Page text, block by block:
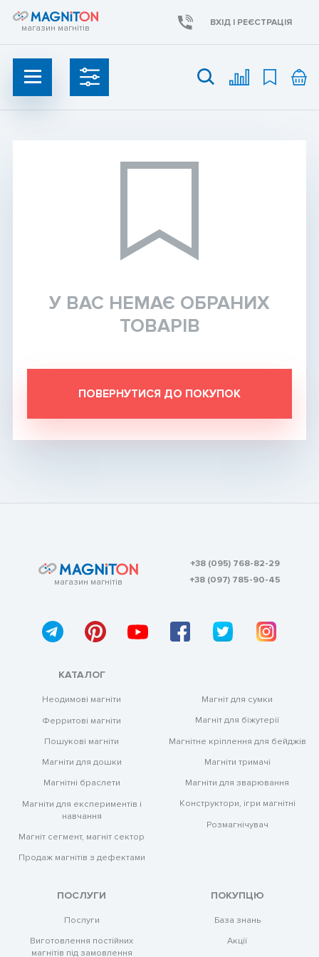
магазин магнітів
ВХІД І РЕЄСТРАЦІЯ
Магніт для біжутерії
Магніт сегмент, магніт сектор
Розмагнічувач
Магніти тримачі
Магнітне кріплення для бейджів
Магнітні шарики для прання
Магнітні браслети
Продаж магнітів з дефектами
Магніти для дошки
У ВАС НЕМАЄ ОБРАНИХ
ТОВАРІВ
ПОВЕРНУТИСЯ ДО ПОКУПОК
магазин магнітів
+38 (095) 768-82-29
+38 (097) 785-90-45
КАТАЛОГ
Неодимові магніти
Ферритові магніти
Пошукові магніти
Магніти для дошки
Магнітні браслети
Магніти для експериментів і
навчання
Магніт сегмент, магніт сектор
Продаж магнітів з дефектами
Магніт для сумки
Магніт для біжутерії
Магнітне кріплення для бейджів
Магніти тримачі
Магніти для зварювання
Конструктори, ігри магнітні
Розмагнічувач
ПОСЛУГИ
Послуги
Виготовлення постійних
магнітів під замовлення
ПОКУПЦЮ
База знань
Акції